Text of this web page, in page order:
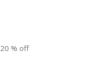
20 % off